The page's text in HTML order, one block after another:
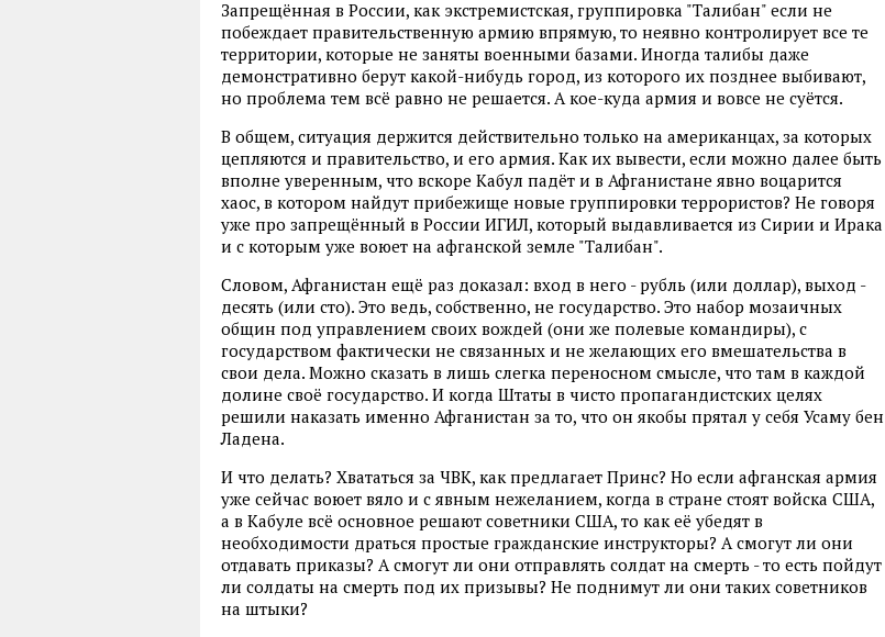
Запрещённая в России, как экстремистская, группировка "Талибан" если не
побеждает правительственную армию впрямую, то неявно контролирует все те
территории, которые не заняты военными базами. Иногда талибы даже
демонстративно берут какой-нибудь город, из которого их позднее выбивают,
но проблема тем всё равно не решается. А кое-куда армия и вовсе не суётся.
В общем, ситуация держится действительно только на американцах, за которых
цепляются и правительство, и его армия. Как их вывести, если можно далее быть
вполне уверенным, что вскоре Кабул падёт и в Афганистане явно воцарится
хаос, в котором найдут прибежище новые группировки террористов? Не говоря
уже про запрещённый в России ИГИЛ, который выдавливается из Сирии и Ирака
и с которым уже воюет на афганской земле "Талибан".
Словом, Афганистан ещё раз доказал: вход в него - рубль (или доллар), выход -
десять (или сто). Это ведь, собственно, не государство. Это набор мозаичных
общин под управлением своих вождей (они же полевые командиры), с
государством фактически не связанных и не желающих его вмешательства в
свои дела. Можно сказать в лишь слегка переносном смысле, что там в каждой
долине своё государство. И когда Штаты в чисто пропагандистских целях
решили наказать именно Афганистан за то, что он якобы прятал у себя Усаму бен
Ладена.
И что делать? Хвататься за ЧВК, как предлагает Принс? Но если афганская армия
уже сейчас воюет вяло и с явным нежеланием, когда в стране стоят войска США,
а в Кабуле всё основное решают советники США, то как её убедят в
необходимости драться простые гражданские инструкторы? А смогут ли они
отдавать приказы? А смогут ли они отправлять солдат на смерть - то есть пойдут
ли солдаты на смерть под их призывы? Не поднимут ли они таких советников
на штыки?